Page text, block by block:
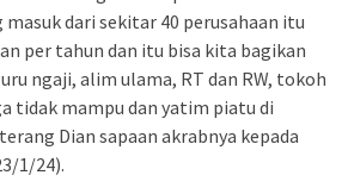
dari sekitar 40 perusahaan itu
per tahun dan itu bisa kita bagikan
ngaji, alim ulama, RT dan RW, tokoh
tidak mampu dan yatim piatu di
Dian sapaan akrabnya kepada
1/24).